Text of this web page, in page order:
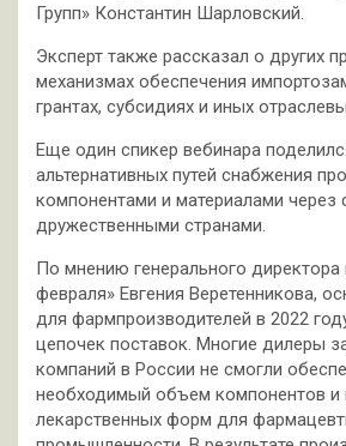
Групп» Константин Шарловский.
Эксперт также рассказал о других
механизмах обеспечения
грантах, субсидиях и иных
Еще один спикер вебинара
альтернативных путей снабжения
компонентами и материалами через
дружественными странами.
По мнению генерального директора
февраля» Евгения Веретенникова,
для фармпроизводителей в 2022
цепочек поставок. Многие дилеры
компаний в России не смогли
необходимый объем компонентов и
лекарственных форм для